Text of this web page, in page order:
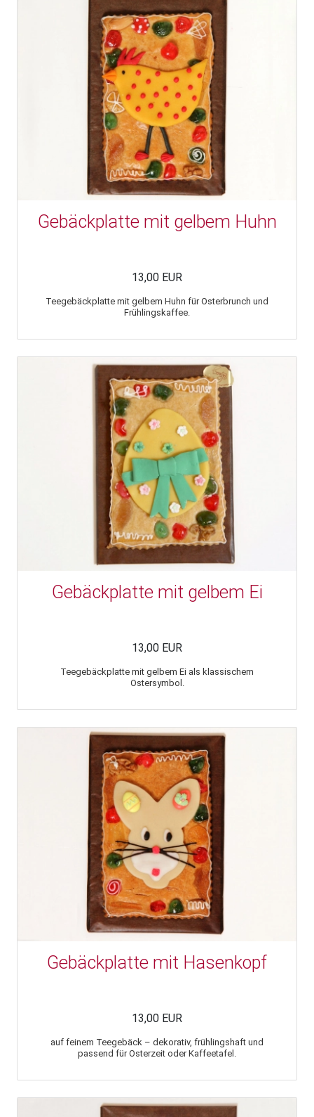
Gebäckplatte mit gelbem Huhn
13,00 EUR
Teegebäckplatte mit gelbem Huhn für Osterbrunch und
Frühlingskaffee.
Gebäckplatte mit gelbem Ei
13,00 EUR
Teegebäckplatte mit gelbem Ei als klassischem
Ostersymbol.
Gebäckplatte mit Hasenkopf
13,00 EUR
auf feinem Teegebäck – dekorativ, frühlingshaft und
passend für Osterzeit oder Kaffeetafel.